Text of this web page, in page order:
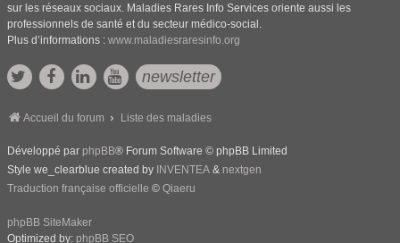
sur les réseaux sociaux. Maladies Rares Info Services oriente aussi les
professionnels de santé et du secteur médico-social.
Plus d’informations : www.maladiesraresinfo.org
newsletter
Accueil du forum Liste des maladies
Développé par phpBB® Forum Software © phpBB Limited
Style we_clearblue created by INVENTEA & nextgen
Traduction française officielle © Qiaeru
phpBB SiteMaker
Optimized by: phpBB SEO